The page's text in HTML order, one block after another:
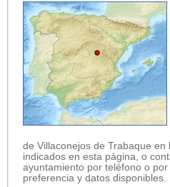
de Villaconejos de Trabaque en
indicados en esta página, o
ayuntamiento por teléfono o
preferencia y datos disponibles.